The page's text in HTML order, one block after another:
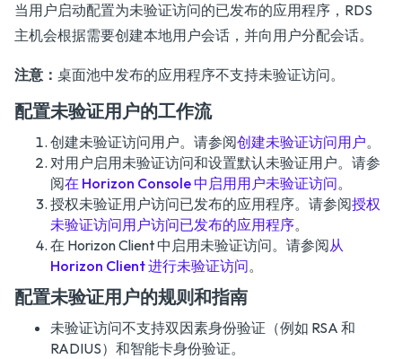
当用户启动配置为未验证访问的已发布的应用程序，RDS
主机会根据需要创建本地用户会话，并向用户分配会话。
注意： 桌面池中发布的应用程序不支持未验证访问。
配置未验证用户的工作流
创建未验证访问用户。请参阅创建未验证访问用户。
对用户启用未验证访问和设置默认未验证用户。请参
阅在 Horizon Console 中启用用户未验证访问。
授权未验证用户访问已发布的应用程序。请参阅授权
未验证访问用户访问已发布的应用程序。
在 Horizon Client 中启用未验证访问。请参阅从
Horizon Client 进行未验证访问。
配置未验证用户的规则和指南
未验证访问不支持双因素身份验证（例如 RSA 和
RADIUS）和智能卡身份验证。